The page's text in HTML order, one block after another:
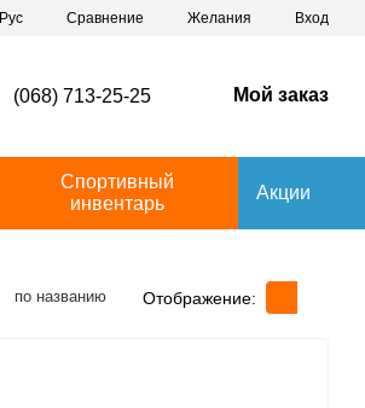
Рус Сравнение Желания Вход
(068) 713-25-25 Мой заказ
Спортивный
инвентарь
Акции
по названию Отображение: